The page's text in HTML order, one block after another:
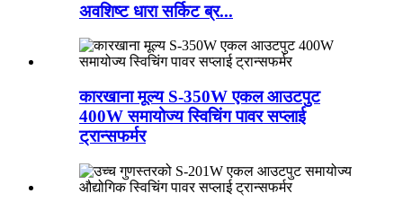
अवशिष्ट धारा सर्किट ब्र...
कारखाना मूल्य S-350W एकल आउटपुट
400W समायोज्य स्विचिंग पावर सप्लाई
ट्रान्सफर्मर